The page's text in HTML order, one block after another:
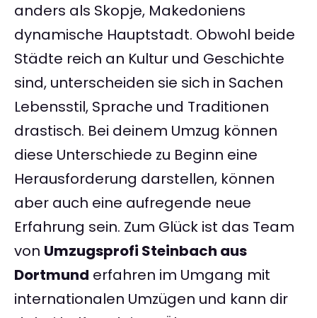
anders als Skopje, Makedoniens
dynamische Hauptstadt. Obwohl beide
Städte reich an Kultur und Geschichte
sind, unterscheiden sie sich in Sachen
Lebensstil, Sprache und Traditionen
drastisch. Bei deinem Umzug können
diese Unterschiede zu Beginn eine
Herausforderung darstellen, können
aber auch eine aufregende neue
Erfahrung sein. Zum Glück ist das Team
von Umzugsprofi Steinbach aus
Dortmund erfahren im Umgang mit
internationalen Umzügen und kann dir